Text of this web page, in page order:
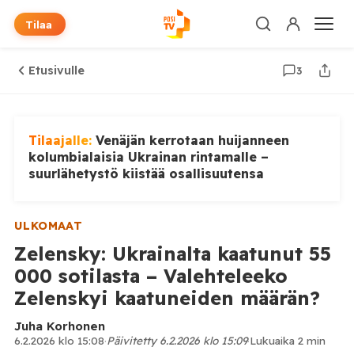
Tilaa
Etusivulle 3
Tilaajalle: Venäjän kerrotaan huijanneen
kolumbialaisia Ukrainan rintamalle –
suurlähetystö kiistää osallisuutensa
ULKOMAAT
Zelensky: Ukrainalta kaatunut 55
000 sotilasta – Valehteleeko
Zelenskyi kaatuneiden määrän?
Juha Korhonen
6.2.2026 klo 15:08·Päivitetty 6.2.2026 klo 15:09·Lukuaika 2 min